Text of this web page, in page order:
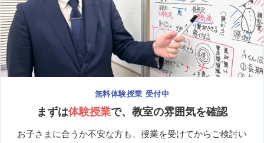
無料体験授業 受付中
まずは体験授業で、教室の雰囲気を確認
お子さまに合うか不安な方も、授業を受けてからご検討い